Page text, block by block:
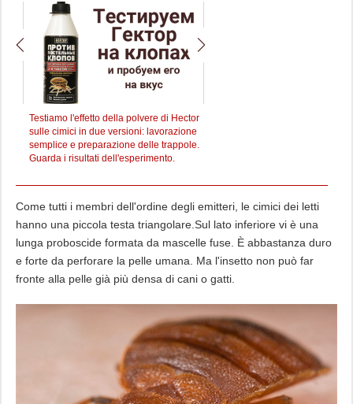
Testiamo l'effetto della polvere di Hector
sulle cimici in due versioni: lavorazione
semplice e preparazione delle trappole.
Guarda i risultati dell'esperimento.
Come tutti i membri dell'ordine degli emitteri, le cimici dei letti
hanno una piccola testa triangolare.Sul lato inferiore vi è una
lunga proboscide formata da mascelle fuse. È abbastanza duro
e forte da perforare la pelle umana. Ma l'insetto non può far
fronte alla pelle già più densa di cani o gatti.